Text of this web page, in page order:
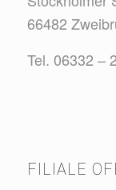
66482
Tel. 06332 –
FILIALE